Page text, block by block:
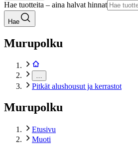
Hae tuotteita – aina halvat hinnat
Hae
Murupolku
Pitkät alushousut ja kerrastot
Murupolku
Etusivu
Muoti